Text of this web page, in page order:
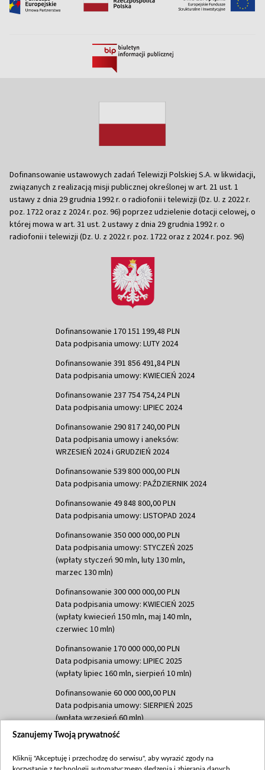
Dofinansowanie ustawowych zadań Telewizji Polskiej S.A. w likwidacji,
związanych z realizacją misji publicznej określonej w art. 21 ust. 1
ustawy z dnia 29 grudnia 1992 r. o radiofonii i telewizji (Dz. U. z 2022 r.
poz. 1722 oraz z 2024 r. poz. 96) poprzez udzielenie dotacji celowej, o
której mowa w art. 31 ust. 2 ustawy z dnia 29 grudnia 1992 r. o
radiofonii i telewizji (Dz. U. z 2022 r. poz. 1722 oraz z 2024 r. poz. 96)
Dofinansowanie 170 151 199,48 PLN
Data podpisania umowy: LUTY 2024
Dofinansowanie 391 856 491,84 PLN
Data podpisania umowy: KWIECIEŃ 2024
Dofinansowanie 237 754 754,24 PLN
Data podpisania umowy: LIPIEC 2024
Dofinansowanie 290 817 240,00 PLN
Data podpisania umowy i aneksów:
WRZESIEŃ 2024 i GRUDZIEŃ 2024
Dofinansowanie 539 800 000,00 PLN
Data podpisania umowy: PAŹDZIERNIK 2024
Dofinansowanie 49 848 800,00 PLN
Data podpisania umowy: LISTOPAD 2024
Dofinansowanie 350 000 000,00 PLN
Data podpisania umowy: STYCZEŃ 2025
(wpłaty styczeń 90 mln, luty 130 mln,
marzec 130 mln)
Dofinansowanie 300 000 000,00 PLN
Data podpisania umowy: KWIECIEŃ 2025
(wpłaty kwiecień 150 mln, maj 140 mln,
czerwiec 10 mln)
Dofinansowanie 170 000 000,00 PLN
Data podpisania umowy: LIPIEC 2025
(wpłaty lipiec 160 mln, sierpień 10 mln)
Dofinansowanie 60 000 000,00 PLN
Data podpisania umowy: SIERPIEŃ 2025
(wpłata wrzesień 60 mln)
Dofinansowanie 635 783 051,21 PLN
(wpłata wrzesień 100 mln, październik 350
Szanujemy Twoją prywatność
Kliknij "Akceptuję i przechodzę do serwisu", aby wyrazić zgody na